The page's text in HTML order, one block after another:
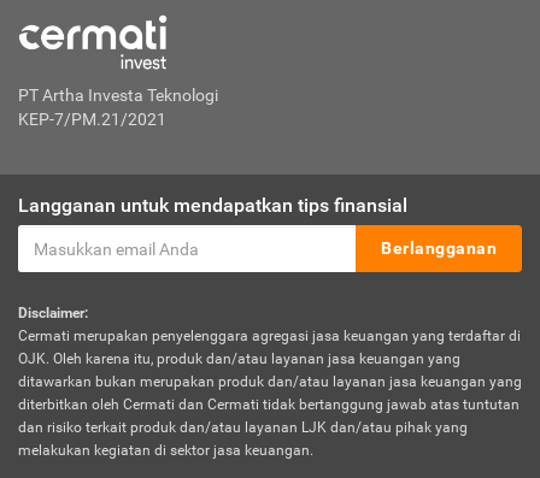
PT Artha Investa Teknologi
KEP-7/PM.21/2021
Langganan untuk mendapatkan tips finansial
Berlangganan
Disclaimer:
Cermati merupakan penyelenggara agregasi jasa keuangan yang terdaftar di
OJK. Oleh karena itu, produk dan/atau layanan jasa keuangan yang
ditawarkan bukan merupakan produk dan/atau layanan jasa keuangan yang
diterbitkan oleh Cermati dan Cermati tidak bertanggung jawab atas tuntutan
dan risiko terkait produk dan/atau layanan LJK dan/atau pihak yang
melakukan kegiatan di sektor jasa keuangan.